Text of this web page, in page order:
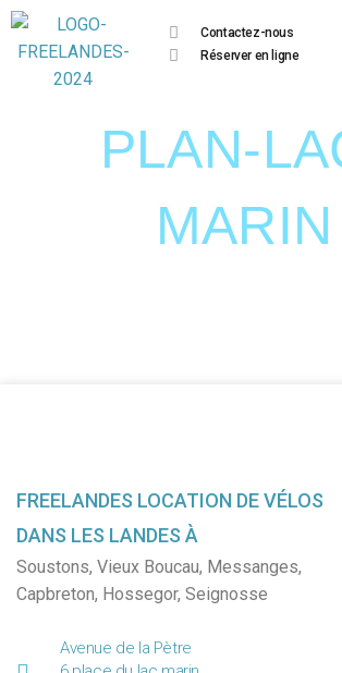
Contactez-nous
Réserver en ligne
PLAN-
MARIN
FREELANDES LOCATION DE VÉLOS
DANS LES LANDES À
Soustons, Vieux Boucau, Messanges,
Capbreton, Hossegor, Seignosse
Avenue de la Pètre